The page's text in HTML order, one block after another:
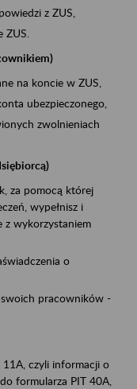
z ZUS,
ZUS.
na koncie w ZUS,
ubezpieczonego,
zwolnieniach
za pomocą której
wypełnisz i
z wykorzystaniem
o
pracowników -
11A, czyli informacji o
formularza PIT 40A,